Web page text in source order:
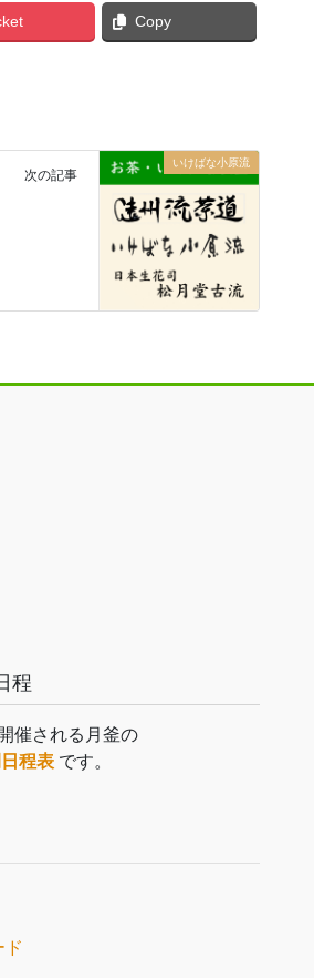
Copy
いけばな小原流
次の記事
程
催される月釜の
程表 です。
ド